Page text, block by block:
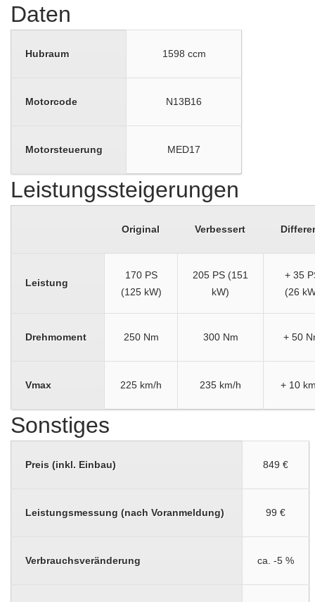
Daten
Hubraum 1598 ccm
Motorcode N13B16
Motorsteuerung MED17
Leistungssteigerungen
Original Verbessert
Leistung
170 PS
(125 kW)
205 PS (151
kW)
+ 35
(26
Drehmoment 250 Nm 300 Nm + 50
Vmax 225 km/h 235 km/h + 10
Sonstiges
Preis (inkl. Einbau) 849 €
Leistungsmessung (nach Voranmeldung) 99 €
Verbrauchsveränderung ca. -5 %